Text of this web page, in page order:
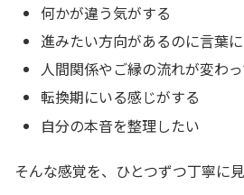
何かが違う気がする
進みたい方向があるのに言葉
人間関係やご縁の流れが変わ
転換期にいる感じがする
自分の本音を整理したい
そんな感覚を、ひとつずつ丁寧に